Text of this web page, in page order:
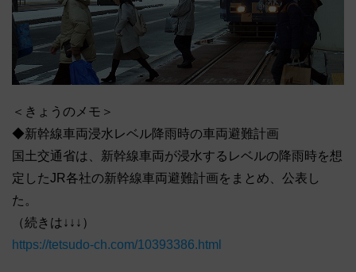
＜きょうのメモ＞
◆新幹線車両浸水レベル降雨時の車両避難計画
国土交通省は、新幹線車両が浸水するレベルの降雨時を想
定したJR各社の新幹線車両避難計画をまとめ、公表し
た。
（続きは↓↓↓）
https://tetsudo-ch.com/10393386.html